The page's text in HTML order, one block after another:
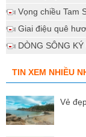
Vọng chiều Tam
Giai điệu quê
DÒNG SÔNG
TIN XEM NHIỀU
Vẻ